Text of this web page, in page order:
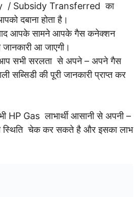
/ Subsidy Transferred का
दबाना होता है।
आपके सामने आपके गैस कनेक्शन
जानकारी आ जाएगी।
सभी सरलता से अपने – अपने गैस
सब्सिडी की पूरी जानकारी प्राप्त कर
Gas लाभार्थी आसानी से अपनी –
स्थिति चेक कर सकते है और इसका लाभ